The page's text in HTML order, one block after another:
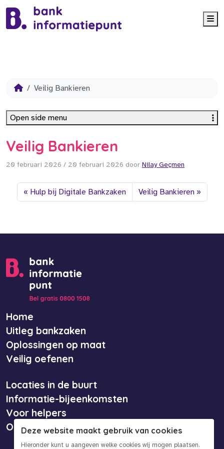
Veilig Bankieren
Veilig Bankieren
20 februari 2026 / 20 februari 2026 door Nilay Geçmen
Hulp bij Digitale Bankzaken Veilig Bankieren
Open side menu
Home
Uitleg bankzaken
Oplossingen op maat
Veilig oefenen
Locaties in de buurt
Informatie-bijeenkomsten
Voor helpers
Over ons
Deze website maakt gebruik van cookies
Hieronder kunt u aangeven welke cookies wij mogen plaatsen.